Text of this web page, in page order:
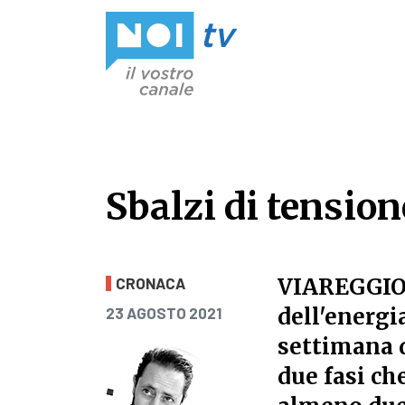
Sbalzi di
Sbalzi di
CRONACA
PUBBLICATO IL
23 AGOSTO 2021
settimana
due fasi